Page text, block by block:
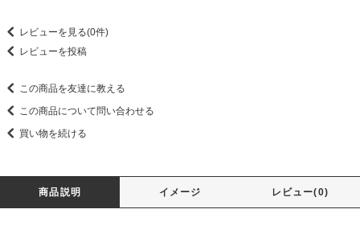
レビューを見る(0件)
レビューを投稿
この商品を友達に教える
この商品について問い合わせる
買い物を続ける
商品説明 イメージ レビュー(0)